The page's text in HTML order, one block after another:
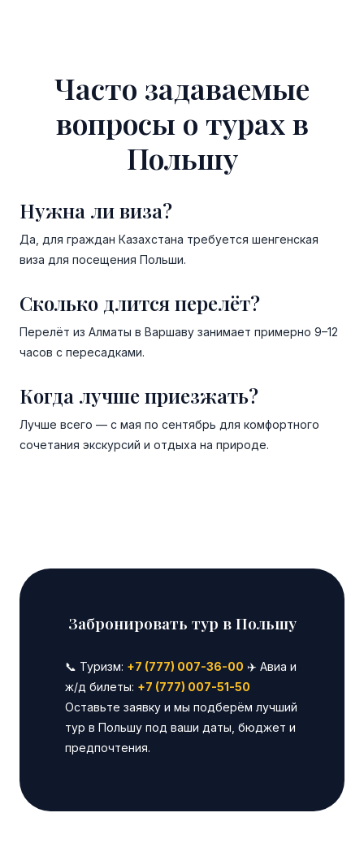
Часто задаваемые
вопросы о турах в
Польшу
Нужна ли виза?
Да, для граждан Казахстана требуется шенгенская
виза для посещения Польши.
Сколько длится перелёт?
Перелёт из Алматы в Варшаву занимает примерно 9–12
часов с пересадками.
Когда лучше приезжать?
Лучше всего — с мая по сентябрь для комфортного
сочетания экскурсий и отдыха на природе.
Забронировать тур в Польшу
📞 Туризм: +7 (777) 007-36-00 ✈️ Авиа и
ж/д билеты: +7 (777) 007-51-50
Оставьте заявку и мы подберём лучший
тур в Польшу под ваши даты, бюджет и
предпочтения.